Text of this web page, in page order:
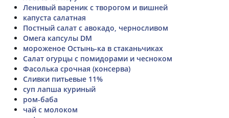
Ленивый вареник с творогом и вишней
капуста салатная
Постный салат с авокадо, черносливом
Омега капсулы DM
мороженое Остынь-ка в стаканьчиках
Салат огурцы с помидорами и чесноком
Фасолька срочная (консерва)
Сливки питьевые 11%
суп лапша куриный
ром-баба
чай с молоком